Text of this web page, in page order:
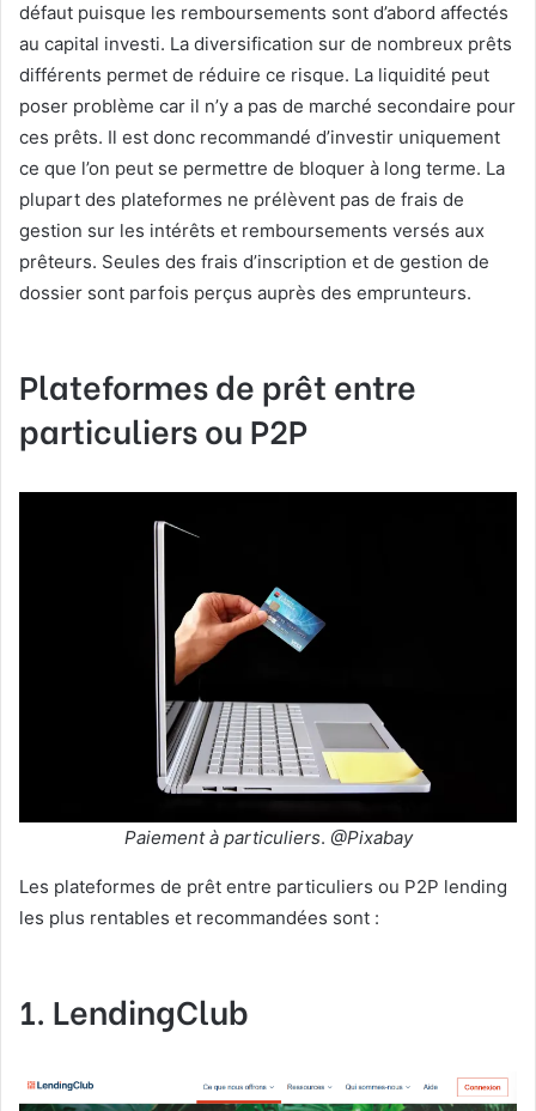
défaut puisque les remboursements sont d’abord affectés
au capital investi. La diversification sur de nombreux prêts
différents permet de réduire ce risque. La liquidité peut
poser problème car il n’y a pas de marché secondaire pour
ces prêts. Il est donc recommandé d’investir uniquement
ce que l’on peut se permettre de bloquer à long terme. La
plupart des plateformes ne prélèvent pas de frais de
gestion sur les intérêts et remboursements versés aux
prêteurs. Seules des frais d’inscription et de gestion de
dossier sont parfois perçus auprès des emprunteurs.
Plateformes de prêt entre
particuliers ou P2P
Paiement à particuliers. @Pixabay
Les plateformes de prêt entre particuliers ou P2P lending
les plus rentables et recommandées sont :
1. LendingClub